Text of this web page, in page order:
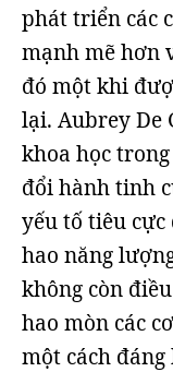
phát triển các
mạnh mẽ hơn
đó một khi
lại. Aubrey De
khoa học
đổi hành tinh
yếu tố tiêu
hao năng
không còn
hao mòn các
một cách đáng